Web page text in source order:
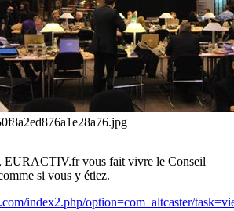
EURACTIV.fr vous fait vivre le Conseil
si vous y étiez.
index2.php/option=com_altcaster/